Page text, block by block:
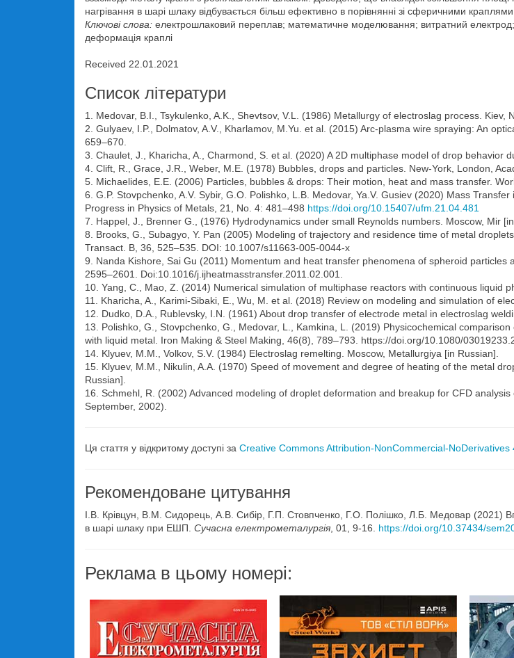
нагрівання в шарі шлаку відбувається більш ефективно в порівнянні зі сферичними
Ключові слова: електрошлаковий переплав; математичне моделювання; витратний
деформація краплі
Received 22.01.2021
Список літератури
1. Medovar, B.I., Tsykulenko, A.K., Shevtsov, V.L. (1986) Metallurgy of electroslag process. Kiev,
2. Gulyaev, I.P., Dolmatov, A.V., Kharlamov, M.Yu. et al. (2015) Arc-plasma wire spraying: An
659–670.
3. Chaulet, J., Kharicha, A., Charmond, S. et al. (2020) A 2D multiphase model of drop behavior
4. Clift, R., Grace, J.R., Weber, M.E. (1978) Bubbles, drops and particles. New-York, London,
5. Michaelides, E.E. (2006) Particles, bubbles & drops: Their motion, heat and mass transfer.
6. G.P. Stovpchenko, A.V. Sybir, G.O. Polishko, L.B. Medovar, Ya.V. Gusiev (2020) Mass
Progress in Physics of Metals, 21, No. 4: 481–498 https://doi.org/10.15407/ufm.21.04.481
7. Happel, J., Brenner G., (1976) Hydrodynamics under small Reynolds numbers. Moscow, Mir [in
8. Brooks, G., Subagyo, Y. Pan (2005) Modeling of trajectory and residence time of metal
Transact. B, 36, 525–535. DOI: 10.1007/s11663-005-0044-x
9. Nanda Kishore, Sai Gu (2011) Momentum and heat transfer phenomena of spheroid
2595–2601. Doi:10.1016/j.ijheatmasstransfer.2011.02.001.
10. Yang, C., Mao, Z. (2014) Numerical simulation of multiphase reactors with continuous liquid
11. Kharicha, A., Karimi-Sibaki, E., Wu, M. et al. (2018) Review on modeling and simulation of
12. Dudko, D.A., Rublevsky, I.N. (1961) About drop transfer of electrode metal in electroslag
13. Polishko, G., Stovpchenko, G., Medovar, L., Kamkina, L. (2019) Physicochemical
with liquid metal. Iron Making & Steel Making, 46(8), 789–793. https://doi.org/10.1080/
14. Klyuev, M.M., Volkov, S.V. (1984) Electroslag remelting. Moscow, Metallurgiya [in Russian].
15. Klyuev, M.M., Nikulin, A.A. (1970) Speed of movement and degree of heating of the metal
Russian].
16. Schmehl, R. (2002) Advanced modeling of droplet deformation and breakup for CFD
September, 2002).
Ця стаття у відкритому доступі за Creative Commons Attribution-NonCommercial-
Рекомендоване цитування
І.В. Крівцун, В.М. Сидорець, А.В. Сибір, Г.П. Стовпченко, Г.О. Полішко, Л.Б. Медовар (2021)
в шарі шлаку при ЕШП. Сучасна електрометалургія , 01, 9-16. https://doi.org/10.37434/
Реклама в цьому номері: